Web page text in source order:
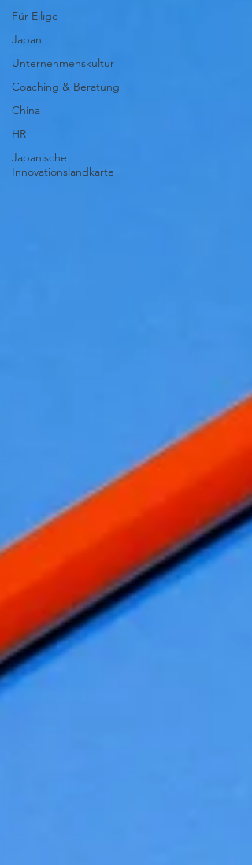
Für Eilige
Japan
Unternehmenskultur
Coaching & Beratung
China
HR
Japanische
Innovationslandkarte